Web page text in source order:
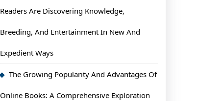
Readers Are Discovering Knowledge,
Breeding, And Entertainment In New And
Expedient Ways
The Growing Popularity And Advantages Of
Online Books: A Comprehensive Exploration